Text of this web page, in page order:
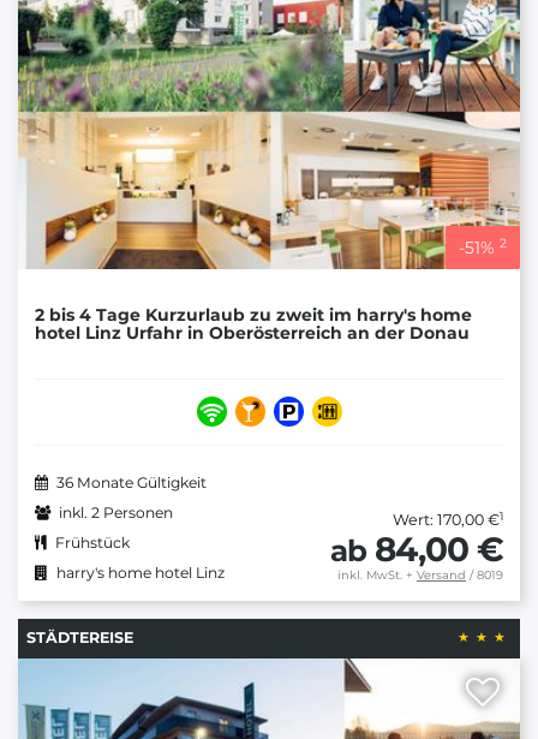
-51% 2
2 bis 4 Tage Kurzurlaub zu zweit im harry's home
hotel Linz Urfahr in Oberösterreich an der Donau
36 Monate Gültigkeit
inkl. 2 Personen
Frühstück
harry's home hotel Linz
Wert: 170,00 €1
ab 84,00 €
inkl. MwSt. + Versand / 8019
STÄDTEREISE